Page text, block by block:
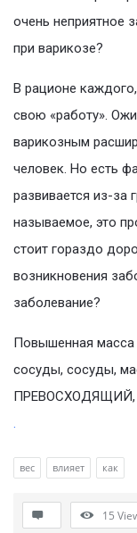
очень неприятное
при варикозе?
В рационе
свою «работу».
варикозным
человек. Но есть
развивается из-за
называемое, это
стоит гораздо
возникновения
заболевание?
Повышенная масса
сосуды, сосуды,
ПРЕВОСХОДЯЩИЙ,
.
вес влияет как
15